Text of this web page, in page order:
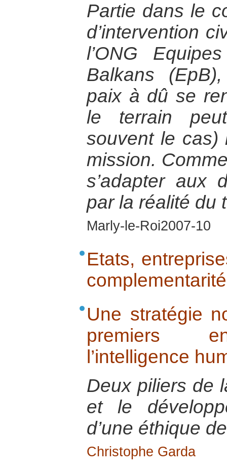
Partie dans le
d’intervention
l’ONG
Balkans
paix à dû se
le terrain
souvent le cas)
mission.
s’adapter aux
par la réalité du
Marly-le-Roi2007-10
Etats,
Une stratégie
premiers
l’intelligence
Deux piliers de
et le
d’une éthique
Christophe Garda